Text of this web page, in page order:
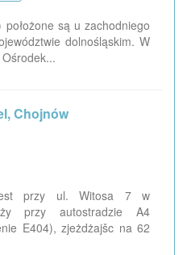
są u zachodniego
dolnośląskim. W
Chojnów
jest przy ul. Witosa 7 w
przy autostradzie A4
E404), zjeżdżajšc na 62